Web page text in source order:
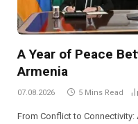
A Year of Peace
Armenia
07.08.2026 5 Mins Read
From Conflict to Connectivity: